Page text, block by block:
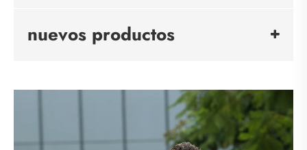
nuevos productos